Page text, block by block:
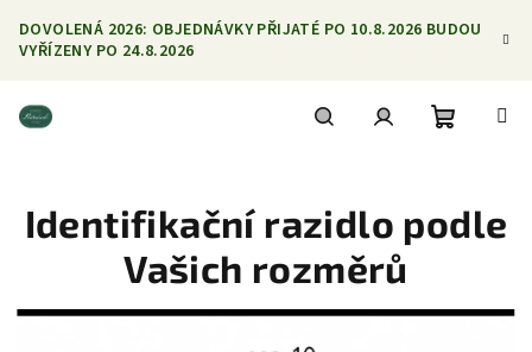
obsah
DOVOLENÁ 2026: OBJEDNÁVKY PŘIJATÉ PO 10.8.2026 BUDOU
VYŘÍZENY PO 24.8.2026
košík
Identifikační razidlo podle
Vašich rozměrů